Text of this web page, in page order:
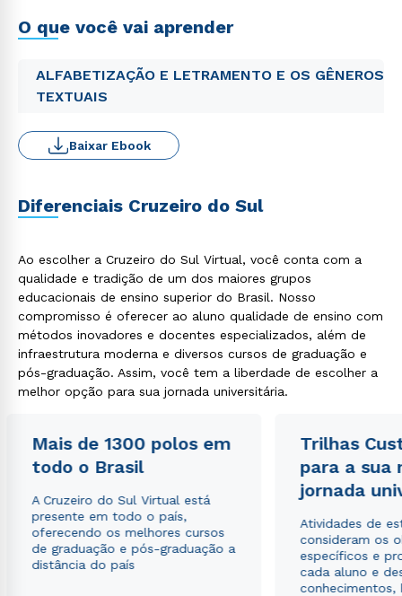
O que você vai aprender
ALFABETIZAÇÃO E LETRAMENTO E OS GÊNEROS
TEXTUAIS
Baixar Ebook
Diferenciais Cruzeiro do Sul
Ao escolher a Cruzeiro do Sul Virtual, você conta com a
qualidade e tradição de um dos maiores grupos
educacionais de ensino superior do Brasil. Nosso
compromisso é oferecer ao aluno qualidade de ensino com
métodos inovadores e docentes especializados, além de
infraestrutura moderna e diversos cursos de graduação e
pós-graduação. Assim, você tem a liberdade de escolher a
melhor opção para sua jornada universitária.
Mais de 1300 polos em
todo o Brasil
A Cruzeiro do Sul Virtual está
presente em todo o país,
oferecendo os melhores cursos
de graduação e pós-graduação a
distância do país
Trilhas
para a sua
jornada
Atividades de
consideram os
específicos e
cada aluno e
conhecimentos,